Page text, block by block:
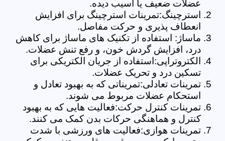
عضلات ضعیف یا آسیب دیده.
استرچینگ:تمرینات استرچینگ برای افزایش
انعطاف پذیری و حرکت مفاصل.
ماساژ: استفاده از تکنیک های ماساژ برای کاهش
درد، افزایش گردش خون، و رفع تنش عضلات.
الکتروتراپی:استفاده از جریان الکتریکی برای
تسکین درد و تحریک عضلات.
تمرینات تعادلی:تمریناتی که به بهبود تعادل و
استحکام عضلات مربوط می شوند.
تمرینات کنترل حرکت:فعالیت هایی که به بهبود
کنترل و هماهنگی حرکات بدن کمک می کنند.
تمرینات هوازی:فعالیت های ورزشی با شدت